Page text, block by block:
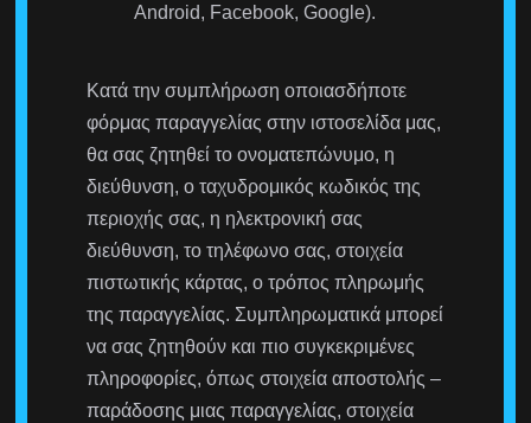
Android, Facebook, Google).
Κατά την συμπλήρωση οποιασδήποτε
φόρμας παραγγελίας στην ιστοσελίδα μας,
θα σας ζητηθεί το ονοματεπώνυμο, η
διεύθυνση, ο ταχυδρομικός κωδικός της
περιοχής σας, η ηλεκτρονική σας
διεύθυνση, το τηλέφωνο σας, στοιχεία
πιστωτικής κάρτας, ο τρόπος πληρωμής
της παραγγελίας. Συμπληρωματικά μπορεί
να σας ζητηθούν και πιο συγκεκριμένες
πληροφορίες, όπως στοιχεία αποστολής –
παράδοσης μιας παραγγελίας, στοιχεία